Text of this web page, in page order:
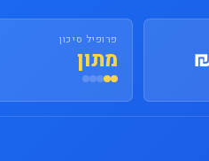
פרופיל סיכון
מתון